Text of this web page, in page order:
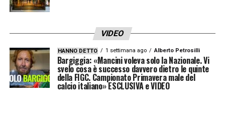
VIDEO
HANNO DETTO 1 settimana ago Alberto Petrosilli
Bargiggia: «Mancini voleva solo la Nazionale. Vi
svelo cosa è successo davvero dietro le quinte
della FIGC. Campionato Primavera male del
calcio italiano» ESCLUSIVA e VIDEO